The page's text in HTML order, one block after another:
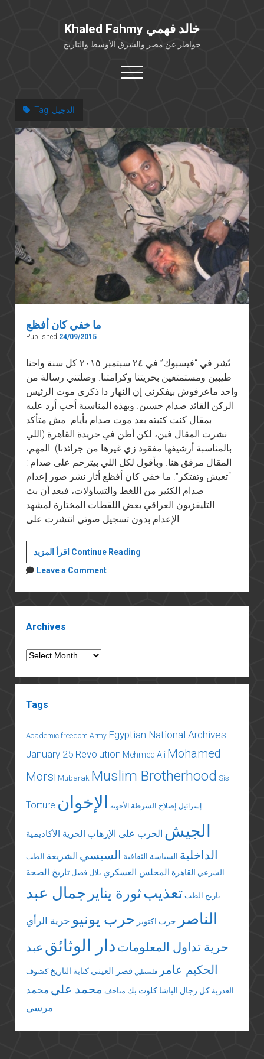
Khaled Fahmy خالد فهمي
خواطر عن مصر والشرق الأوسط والتاريخ
open
menu
خلفية شخصية
كتابات أكاديمية
مقالات صحافية
بوستات من فيسبوك
مقابلات في الإعلام
Languages
Tag: الدجيل
ما خفي كان أفظع
Published 24/09/2015
نُشر في “فيسبوك” في ٢٤ سبتمبر ٢٠١٥ كل سنة واحنا
طيبين ومستمتعين بحريتنا وكرامتنا. وصلتني رسالة من
واحد ماعرفوش بيفكرني إن النهار دا ذكرى موت الرئيس
الركن القائد صدام حسين. وبهذه المناسبة أحب أرد عليه
بمقال كنت كتبته بعد موت صدام بأيام. مش متأكد
نشرت المقال فين، لكن أظن في جريدة القاهرة (اللي
بالمناسبة أرشيفها مفقود زي غيرها من جرائدنا). المهم،
المقال مرفق هنا. وبأقول لكل اللي بيترحم على صدام :
“تعيش وتفتكر”. ما خفي كان أفظع أثار نشر صور إعدام
صدام الكثير من اللغط والتساؤلات، فبعد أن بث
التليفزيون العراقي بعض اللقطات المختارة لمشهد
الإعدام بدون تسجيل صوتي انتشرت على…
اقرأ المزيد Continue Readingما
خفي
أفظع
Leave a Comment
Archives
Archives
Tags
Academic freedom Army Egyptian National Archives
January 25 Revolution Mehmed Ali Mohamed
Morsi Mubarak Muslim Brotherhood Sisi
Torture إسرائيل إصلاح الشرطة الأخونة الإخوان
الجيش الحرب على الإرهاب الحرية الأكاديمية
الداخلية السياسة الثقافية السيسي الشريعة الطب
الشرعي القاهرة المجلس العسكري بلال فضل تاريخ الصحة
تاريخ الطب تعذيبثورة يناير جمال عبد
الناصر
حرب اكتوبر حرب يونيو حرية الرأي
حرية تداول المعلومات دار الوثائق عبد
الحكيم عامر
فلسطين قصر العيني كتابة التاريخ كشوف
العذرية كل رجال الباشا كلوت بك متاحف محمد علي محمد
مرسي